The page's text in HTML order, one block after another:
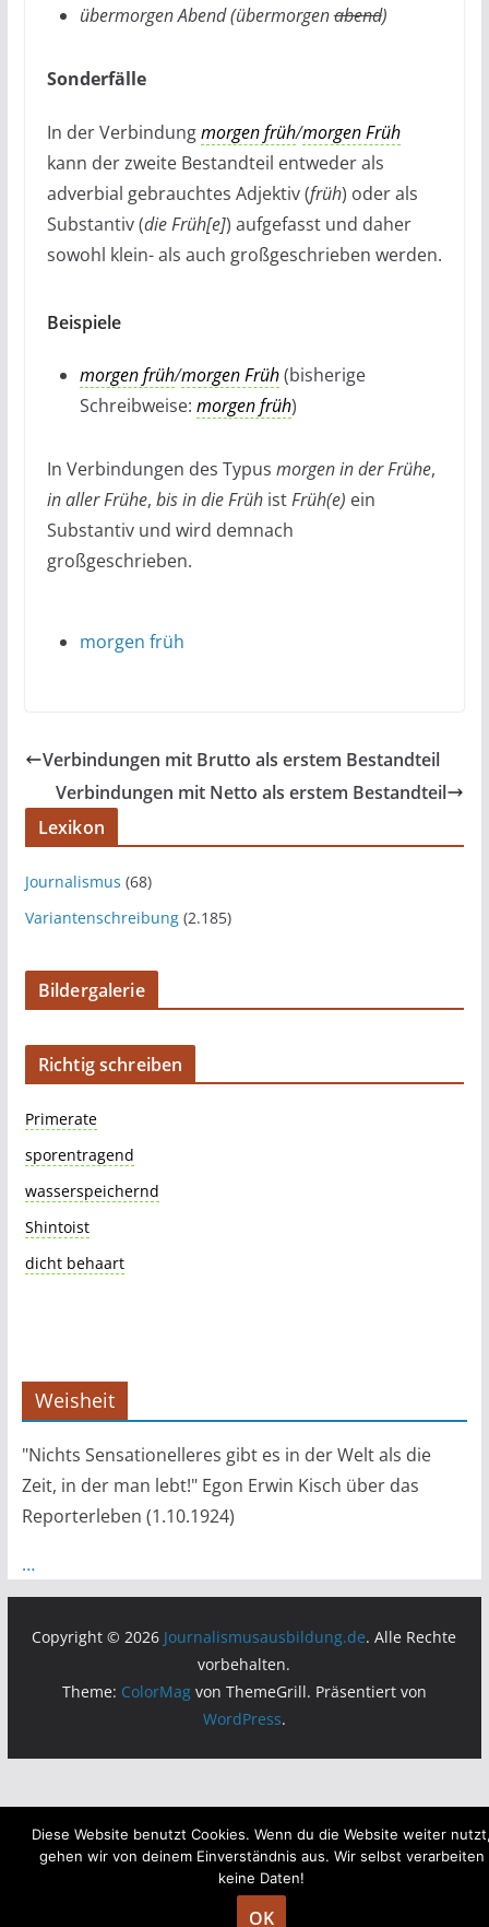
übermorgen Abend (übermorgenabend)
Sonderfälle
In der Verbindungmorgen früh/morgen Früh
kann der zweite Bestandteil entweder als
adverbial gebrauchtes Adjektiv (früh) oder als
Substantiv (die Früh[e]) aufgefasst und daher
sowohl klein- als auch großgeschrieben werden.
Beispiele
morgen früh/morgen Früh(bisherige
Schreibweise: morgen früh)
In Verbindungen des Typus morgen in der Frühe,
in aller Frühe, bis in die Früh istFrüh(e) ein
Substantiv und wird demnach
großgeschrieben.
morgen früh
Verbindungen mit Brutto als erstem Bestandteil
Verbindungen mit Netto als erstem Bestandteil
Lexikon
Journalismus (68)
Variantenschreibung(2.185)
Bildergalerie
Richtig schreiben
Primerate
sporentragend
wasserspeichernd
Shintoist
dicht behaart
Weisheit
"Nichts Sensationelleres gibt es in der Welt als die
Zeit, in der man lebt!" Egon Erwin Kisch über das
Reporterleben (1.10.1924)
…
Copyright © 2026 Journalismusausbildung.de. Alle Rechte
vorbehalten.
Theme: ColorMagvon ThemeGrill. Präsentiert von
WordPress.
Diese Website benutzt Cookies. Wenn du die Website weiter
gehen wir von deinem Einverständnis aus. Wir selbst verarbeiten
keine Daten!
OK